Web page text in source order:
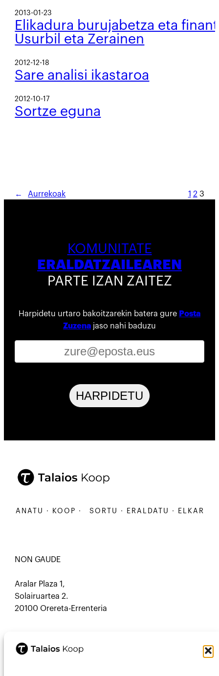
2013-01-23
Elikadura burujabetza eta
Usurbil eta Zerainen
2012-12-18
Sare analisi ikastaroa
2012-10-17
Sortze eguna
← Aurrekoak 1 2 3
KOMUNITATE
ERALDATZAILEAREN
PARTE IZAN ZAITEZ
Harpidetu urtaro bakoitzarekin batera gure Posta
Zuzena jaso nahi baduzu
HARPIDETU
· KOOP · SORTU · ERALDATU ·
NON GAUDE
Aralar Plaza 1,
Solairuartea 2.
20100 Orereta-Errenteria